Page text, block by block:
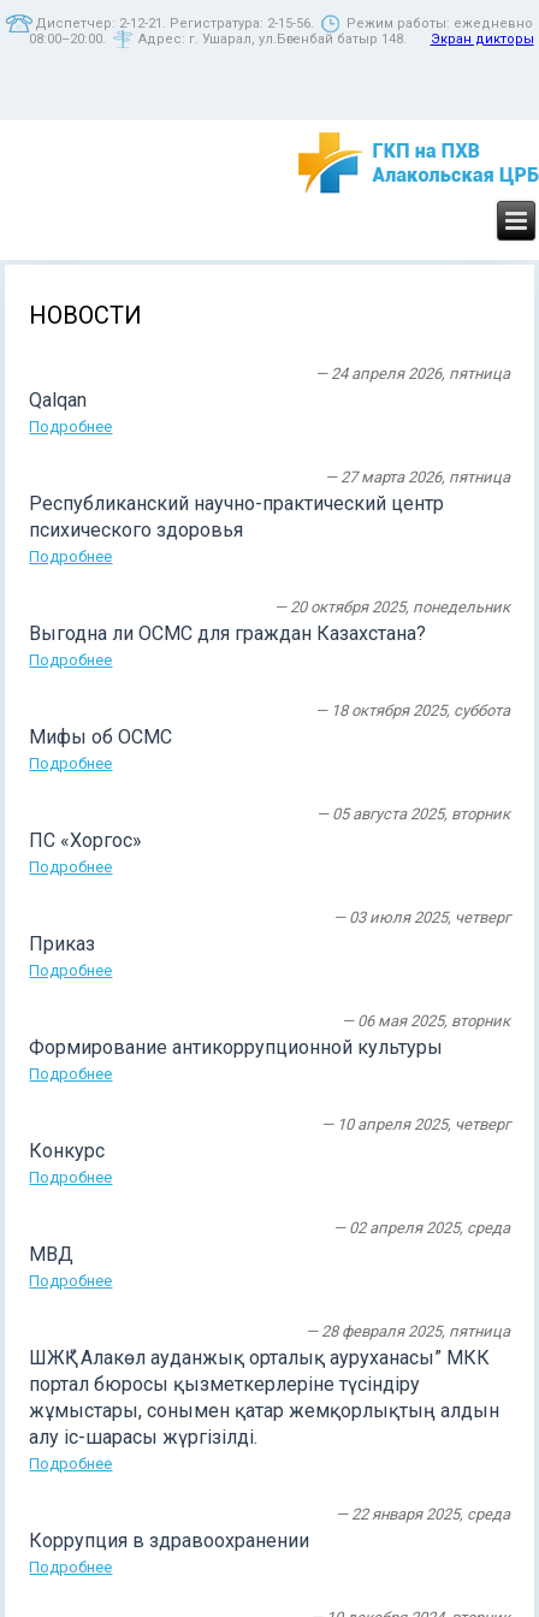
Диспетчер: 2-12-21. Регистратура: 2-15-56.
Режим работы: ежедневно
08:00–20:00.
Адрес: г. Ушарал, ул.Бөгенбай батыр 148. Экран дикторы
НОВОСТИ
— 24 апреля 2026, пятница
Qalqan
Подробнее
— 27 марта 2026, пятница
Республиканский научно-практический центр
психического здоровья
Подробнее
— 20 октября 2025, понедельник
Выгодна ли ОСМС для граждан Казахстана?
Подробнее
— 18 октября 2025, суббота
Мифы об ОСМС
Подробнее
— 05 августа 2025, вторник
ПС «Хоргос»
Подробнее
— 03 июля 2025, четверг
Приказ
Подробнее
— 06 мая 2025, вторник
Формирование антикоррупционной культуры
Подробнее
— 10 апреля 2025, четверг
Конкурс
Подробнее
— 02 апреля 2025, среда
МВД
Подробнее
— 28 февраля 2025, пятница
ШЖҚ “ Алакөл ауданжық орталық ауруханасы” МКК
портал бюросы қызметкерлеріне түсіндіру
жұмыстары, сонымен қатар жемқорлықтың алдын
алу іс-шарасы жүргізілді.
Подробнее
— 22 января 2025, среда
Коррупция в здравоохранении
Подробнее